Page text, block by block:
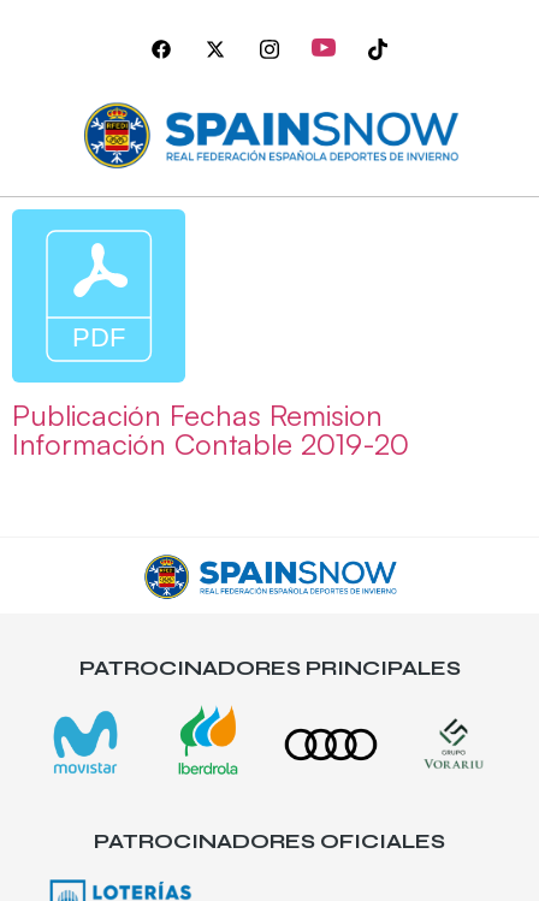
Publicación Fechas Remision
Información Contable 2019-20
PATROCINADORES PRINCIPALES
PATROCINADORES OFICIALES